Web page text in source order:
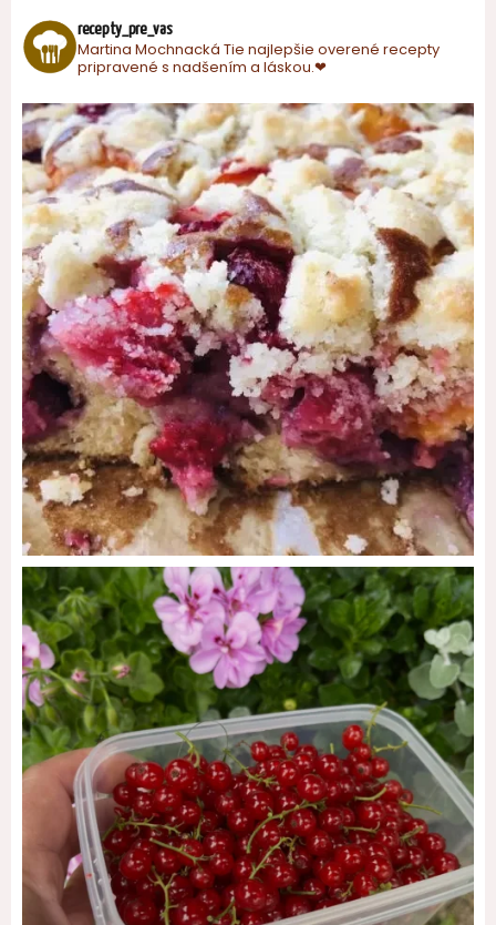
recepty_pre_vas
Martina Mochnacká Tie najlepšie overené recepty
pripravené s nadšením a láskou.❤